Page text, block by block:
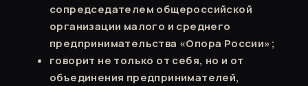
сопредседателем общероссийской
организации малого и среднего
предпринимательства «Опора России»;
говорит не только от себя, но и от
объединения предпринимателей,